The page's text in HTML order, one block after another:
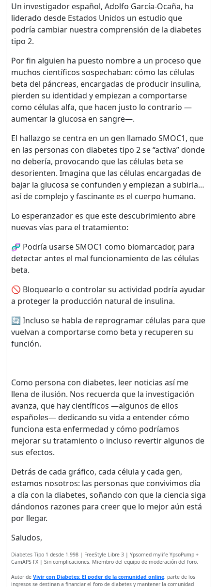
Un investigador español, Adolfo García-Ocaña, ha
liderado desde Estados Unidos un estudio que
podría cambiar nuestra comprensión de la diabetes
tipo 2.
Por fin alguien ha puesto nombre a un proceso que
muchos científicos sospechaban: cómo las células
beta del páncreas, encargadas de producir insulina,
pierden su identidad y empiezan a comportarse
como células alfa, que hacen justo lo contrario —
aumentar la glucosa en sangre—.
El hallazgo se centra en un gen llamado SMOC1, que
en las personas con diabetes tipo 2 se “activa” donde
no debería, provocando que las células beta se
desorienten. Imagina que las células encargadas de
bajar la glucosa se confunden y empiezan a subirla…
así de complejo y fascinante es el cuerpo humano.
Lo esperanzador es que este descubrimiento abre
nuevas vías para el tratamiento:
🧬 Podría usarse SMOC1 como biomarcador, para
detectar antes el mal funcionamiento de las células
beta.
🚫 Bloquearlo o controlar su actividad podría ayudar
a proteger la producción natural de insulina.
🔄 Incluso se habla de reprogramar células para que
vuelvan a comportarse como beta y recuperen su
función.
Como persona con diabetes, leer noticias así me
llena de ilusión. Nos recuerda que la investigación
avanza, que hay científicos —algunos de ellos
españoles— dedicando su vida a entender cómo
funciona esta enfermedad y cómo podríamos
mejorar su tratamiento o incluso revertir algunos de
sus efectos.
Detrás de cada gráfico, cada célula y cada gen,
estamos nosotros: las personas que convivimos día
a día con la diabetes, soñando con que la ciencia siga
dándonos razones para creer que lo mejor aún está
por llegar.
Saludos,
Diabetes Tipo 1 desde 1.998 | FreeStyle Libre 3 | Ypsomed mylife YpsoPump +
CamAPS FX | Sin complicaciones. Miembro del equipo de moderación del foro.
Autor de Vivir con Diabetes: El poder de la comunidad online, parte de los
ingresos se destinan a financiar el foro de diabetes y mantener la comunidad